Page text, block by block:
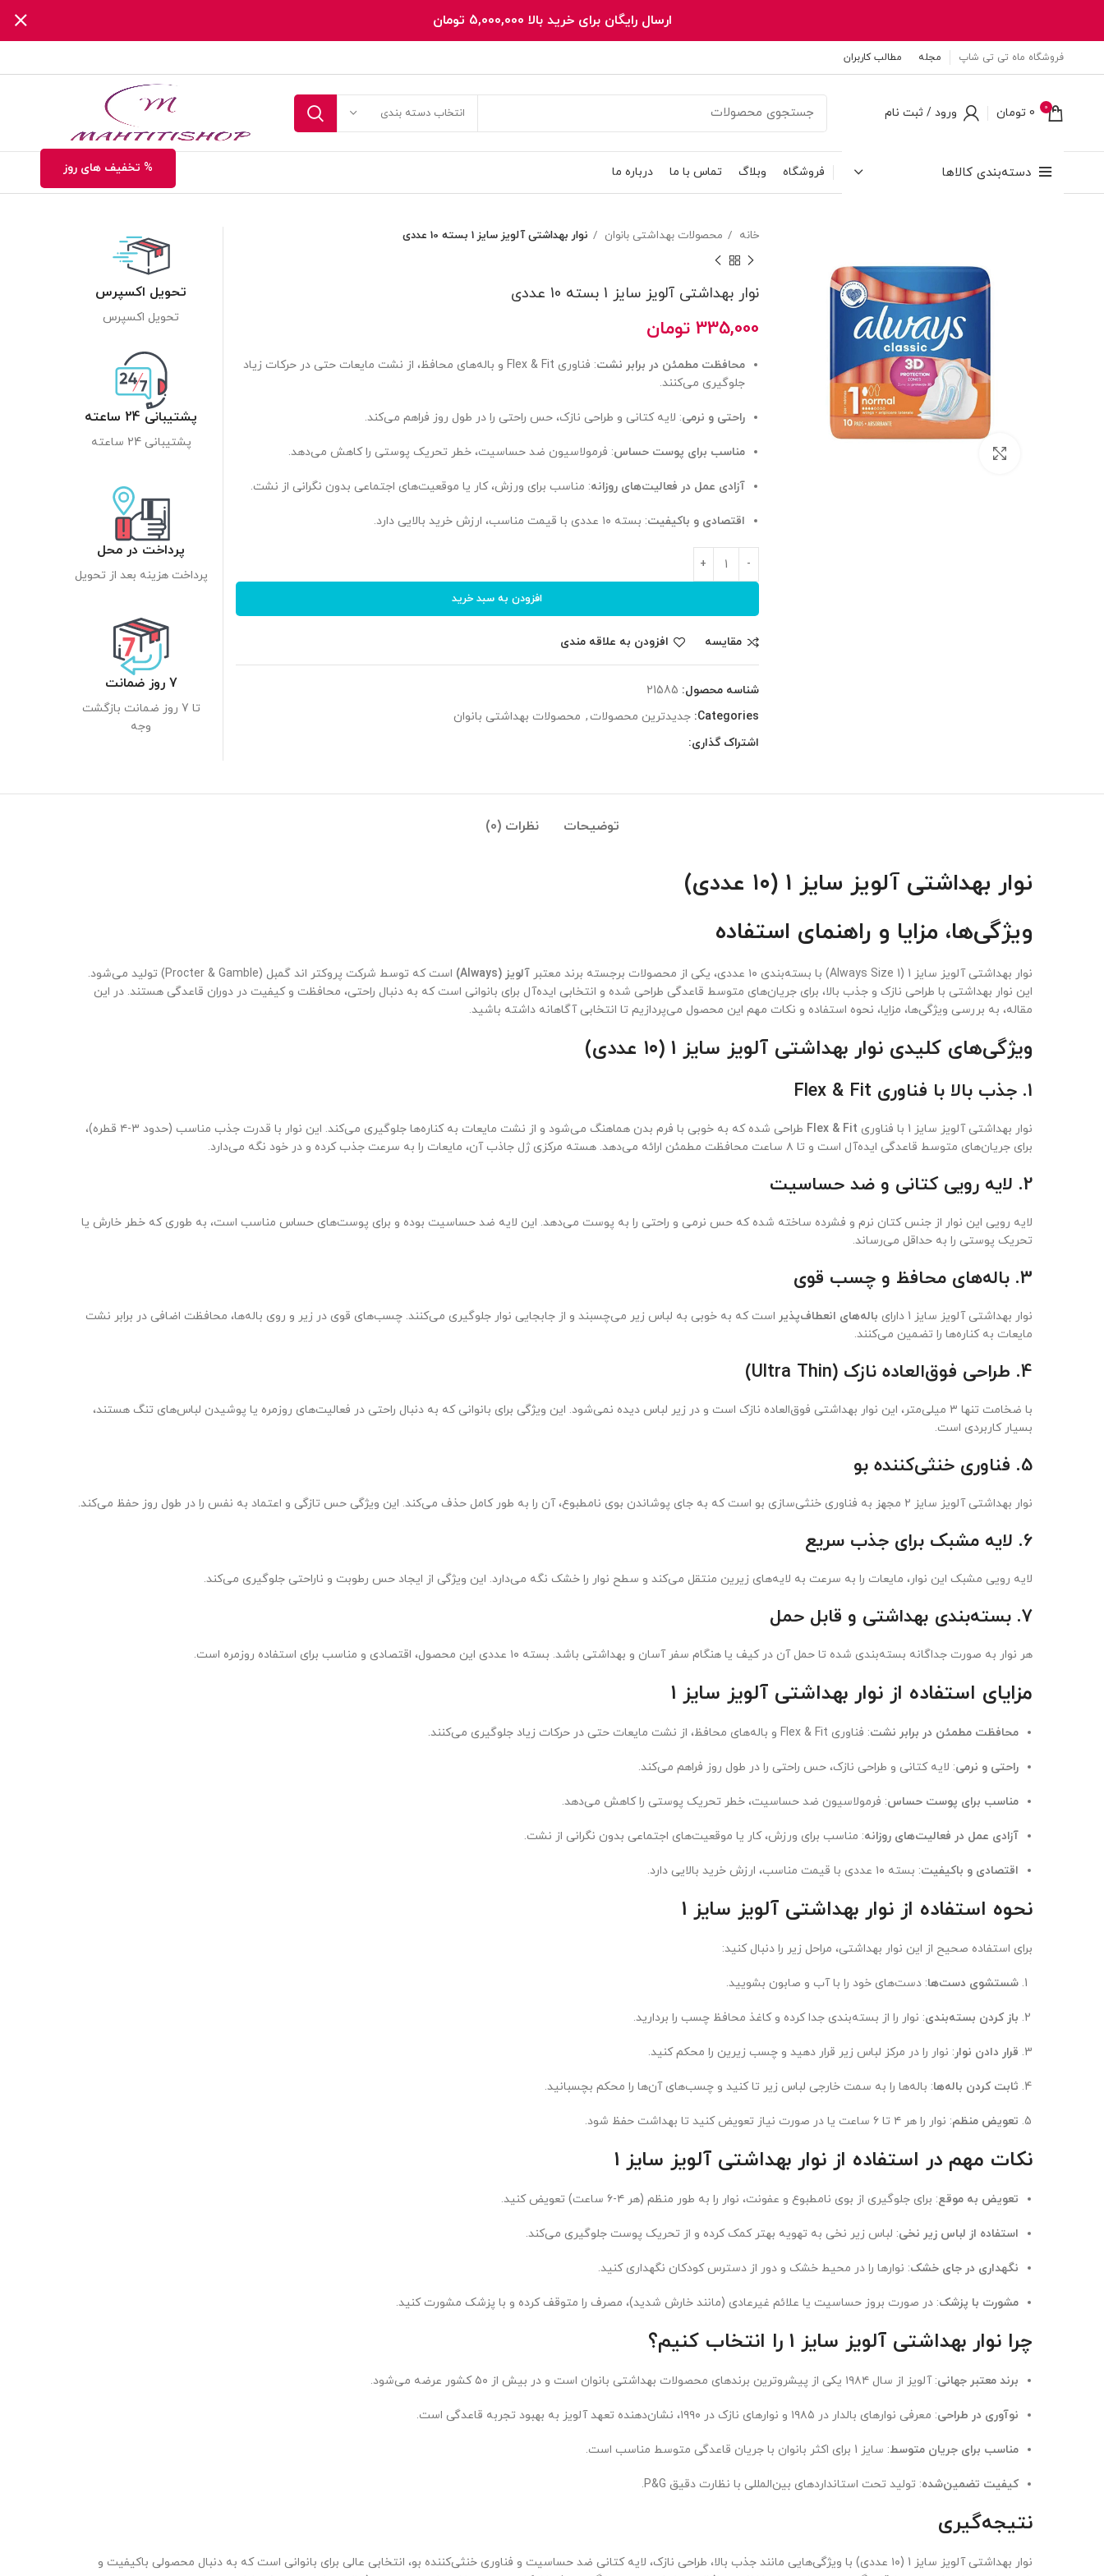
فروشگاه ماه تی تی شاپ مجله مطالب کاربران
0
0 تومان ورود / ثبت نام انتخاب دسته بندی
دسته‌بندی کالاها فروشگاه وبلاگ تماس با ما درباره ما % تخفیف های روز
خانه محصولات بهداشتی بانوان نوار بهداشتی آلویز سایز 1 بسته 10 عددی
نوار بهداشتی آلویز سایز 1 بسته 10 عددی
335,000 تومان
محافظت مطمئن در برابر نشت
: فناوری Flex & Fit و باله‌های محافظ، از نشت مایعات حتی در حرکات زیاد
جلوگیری می‌کنند.
راحتی و نرمی: لایه کتانی و طراحی نازک، حس راحتی را در طول روز فراهم می‌کند.
مناسب برای پوست حساس: فرمولاسیون ضد حساسیت، خطر تحریک پوستی را کاهش می‌دهد.
آزادی عمل در فعالیت‌های روزانه: مناسب برای ورزش، کار یا موقعیت‌های اجتماعی بدون نگرانی از نشت.
اقتصادی و باکیفیت: بسته ۱۰ عددی با قیمت مناسب، ارزش خرید بالایی دارد.
افزودن به سبد خرید
مقایسه افزودن به علاقه مندی
شناسه محصول: 21585
Categories: جدیدترین محصولات , محصولات بهداشتی بانوان
اشتراک گذاری:
تحویل اکسپرس
تحویل اکسپرس
پشتیبانی 24 ساعته
پشتیبانی 24 ساعته
پرداخت در محل
پرداخت هزینه بعد از تحویل
7 روز ضمانت
تا 7 روز ضمانت بازگشت
وجه
توضیحات نظرات (0)
نوار بهداشتی آلویز سایز 1 (۱۰ عددی)
ویژگی‌ها، مزایا و راهنمای استفاده
نوار بهداشتی آلویز سایز 1 (Always Size 1) با بسته‌بندی ۱۰ عددی، یکی از محصولات برجسته برند معتبر آلویز (Always)
است که توسط شرکت پروکتر اند گمبل (Procter & Gamble) تولید می‌شود.
این نوار بهداشتی با طراحی نازک و جذب بالا، برای جریان‌های متوسط قاعدگی طراحی شده و انتخابی ایده‌آل برای بانوانی است که به دنبال راحتی، محافظت و کیفیت در دوران قاعدگی هستند. در این
مقاله، به بررسی ویژگی‌ها، مزایا، نحوه استفاده و نکات مهم این محصول می‌پردازیم تا انتخابی آگاهانه داشته باشید.
ویژگی‌های کلیدی نوار بهداشتی آلویز سایز 1 (۱۰ عددی)
1. جذب بالا با فناوری Flex & Fit
نوار بهداشتی آلویز سایز 1 با فناوری Flex & Fit
طراحی شده که به خوبی با فرم بدن هماهنگ می‌شود و از نشت مایعات به کناره‌ها جلوگیری می‌کند. این نوار با قدرت جذب مناسب (حدود ۳-۴ قطره)،
برای جریان‌های متوسط قاعدگی ایده‌آل است و تا ۸ ساعت محافظت مطمئن ارائه می‌دهد. هسته مرکزی ژل جاذب آن، مایعات را به سرعت جذب کرده و در خود نگه می‌دارد.
2. لایه رویی کتانی و ضد حساسیت
لایه رویی این نوار از جنس کتان نرم و فشرده ساخته شده که حس نرمی و راحتی را به پوست می‌دهد. این لایه ضد حساسیت بوده و برای پوست‌های حساس مناسب است، به طوری که خطر خارش یا
تحریک پوستی را به حداقل می‌رساند.
3. باله‌های محافظ و چسب قوی
نوار بهداشتی آلویز سایز 1 دارای باله‌های انعطاف‌پذیر است که به خوبی به لباس زیر می‌چسبند و از جابجایی نوار جلوگیری می‌کنند. چسب‌های قوی در زیر و روی باله‌ها، محافظت اضافی در برابر نشت
مایعات به کناره‌ها را تضمین می‌کنند.
4. طراحی فوق‌العاده نازک (Ultra Thin)
با ضخامت تنها ۳ میلی‌متر، این نوار بهداشتی فوق‌العاده نازک است و در زیر لباس دیده نمی‌شود. این ویژگی برای بانوانی که به دنبال راحتی در فعالیت‌های روزمره یا پوشیدن لباس‌های تنگ هستند،
بسیار کاربردی است.
5. فناوری خنثی‌کننده بو
نوار بهداشتی آلویز سایز ۲ مجهز به فناوری خنثی‌سازی بو است که به جای پوشاندن بوی نامطبوع، آن را به طور کامل حذف می‌کند. این ویژگی حس تازگی و اعتماد به نفس را در طول روز حفظ می‌کند.
6. لایه مشبک برای جذب سریع
لایه رویی مشبک این نوار، مایعات را به سرعت به لایه‌های زیرین منتقل می‌کند و سطح نوار را خشک نگه می‌دارد. این ویژگی از ایجاد حس رطوبت و ناراحتی جلوگیری می‌کند.
7. بسته‌بندی بهداشتی و قابل حمل
هر نوار به صورت جداگانه بسته‌بندی شده تا حمل آن در کیف یا هنگام سفر آسان و بهداشتی باشد. بسته ۱۰ عددی این محصول، اقتصادی و مناسب برای استفاده روزمره است.
مزایای استفاده از نوار بهداشتی آلویز سایز 1
محافظت مطمئن در برابر نشت: فناوری Flex & Fit و باله‌های محافظ، از نشت مایعات حتی در حرکات زیاد جلوگیری می‌کنند.
راحتی و نرمی: لایه کتانی و طراحی نازک، حس راحتی را در طول روز فراهم می‌کند.
مناسب برای پوست حساس: فرمولاسیون ضد حساسیت، خطر تحریک پوستی را کاهش می‌دهد.
آزادی عمل در فعالیت‌های روزانه: مناسب برای ورزش، کار یا موقعیت‌های اجتماعی بدون نگرانی از نشت.
اقتصادی و باکیفیت: بسته ۱۰ عددی با قیمت مناسب، ارزش خرید بالایی دارد.
نحوه استفاده از نوار بهداشتی آلویز سایز 1
برای استفاده صحیح از این نوار بهداشتی، مراحل زیر را دنبال کنید:
شستشوی دست‌ها: دست‌های خود را با آب و صابون بشویید.
باز کردن بسته‌بندی: نوار را از بسته‌بندی جدا کرده و کاغذ محافظ چسب را بردارید.
قرار دادن نوار: نوار را در مرکز لباس زیر قرار دهید و چسب زیرین را محکم کنید.
ثابت کردن باله‌ها: باله‌ها را به سمت خارجی لباس زیر تا کنید و چسب‌های آن‌ها را محکم بچسبانید.
تعویض منظم: نوار را هر ۴ تا ۶ ساعت یا در صورت نیاز تعویض کنید تا بهداشت حفظ شود.
نکات مهم در استفاده از نوار بهداشتی آلویز سایز 1
تعویض به موقع: برای جلوگیری از بوی نامطبوع و عفونت، نوار را به طور منظم (هر ۴-۶ ساعت) تعویض کنید.
استفاده از لباس زیر نخی: لباس زیر نخی به تهویه بهتر کمک کرده و از تحریک پوست جلوگیری می‌کند.
نگهداری در جای خشک: نوارها را در محیط خشک و دور از دسترس کودکان نگهداری کنید.
مشورت با پزشک: در صورت بروز حساسیت یا علائم غیرعادی (مانند خارش شدید)، مصرف را متوقف کرده و با پزشک مشورت کنید.
چرا نوار بهداشتی آلویز سایز 1 را انتخاب کنیم؟
برند معتبر جهانی: آلویز از سال ۱۹۸۴ یکی از پیشروترین برندهای محصولات بهداشتی بانوان است و در بیش از ۵۰ کشور عرضه می‌شود.
نوآوری در طراحی: معرفی نوارهای بالدار در ۱۹۸۵ و نوارهای نازک در ۱۹۹۰، نشان‌دهنده تعهد آلویز به بهبود تجربه قاعدگی است.
مناسب برای جریان متوسط: سایز 1 برای اکثر بانوان با جریان قاعدگی متوسط مناسب است.
کیفیت تضمین‌شده: تولید تحت استانداردهای بین‌المللی با نظارت دقیق P&G.
نتیجه‌گیری
نوار بهداشتی آلویز سایز 1 (۱۰ عددی) با ویژگی‌هایی مانند جذب بالا، طراحی نازک، لایه کتانی ضد حساسیت و فناوری خنثی‌کننده بو، انتخابی عالی برای بانوانی است که به دنبال محصولی باکیفیت و
ارسال رایگان برای خرید بالا 5,000,000 تومان